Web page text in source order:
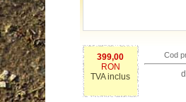
399,00
RON
TVA inclus
Cod